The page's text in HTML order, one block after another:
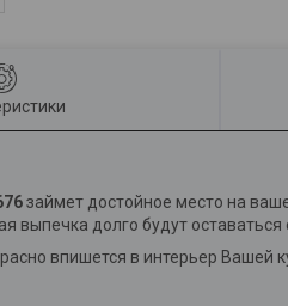
займет достойное место на
выпечка долго будут
впишется в интерьер Вашей